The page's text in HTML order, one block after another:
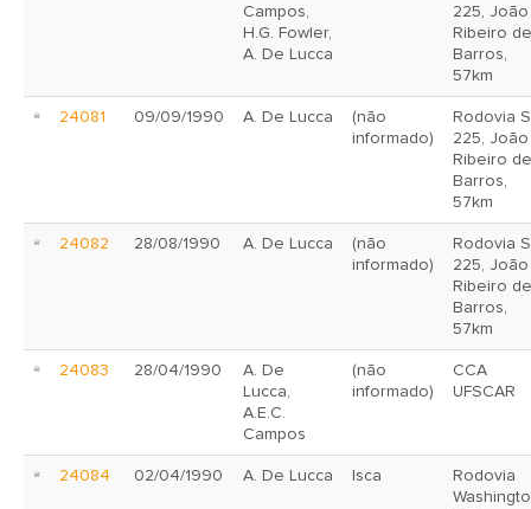
Campos,
H.G. Fowler,
A. De Lucca
225, João
Ribeiro de
Barros,
57km
24081 09/09/1990 A. De Lucca
(não
informado)
Rodovia
225, João
Ribeiro de
Barros,
57km
24082 28/08/1990 A. De Lucca
(não
informado)
Rodovia
225, João
Ribeiro de
Barros,
57km
24083 28/04/1990
A. De
Lucca,
A.E.C.
Campos
(não
informado)
CCA
UFSCAR
24084 02/04/1990 A. De Lucca Isca
Rodovia